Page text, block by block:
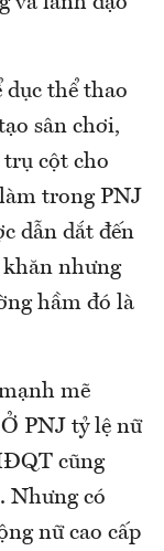
dục thể thao
sân chơi,
trụ cột cho
trong PNJ
dẫn dắt đến
nhưng
hầm đó là
mẽ
PNJ tỷ lệ nữ
cũng
Nhưng có
nữ cao cấp